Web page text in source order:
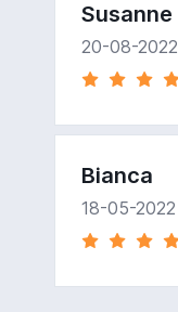
Susanne
20-08-2022
Bianca
18-05-2022